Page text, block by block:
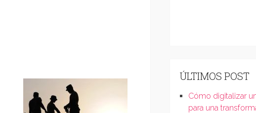
ÚLTIMOS POST
Cómo digitalizar
para una